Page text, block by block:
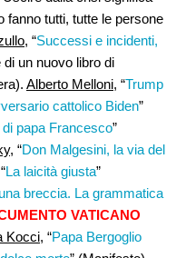
fanno tutti, tutte le persone
, “Successi e incidenti,
di un nuovo libro di
Alberto Melloni, “Trump
cattolico Biden”
di papa Francesco”
, “Don Malgesini, la via del
“La laicità giusta”
breccia. La grammatica
VATICANO
Kocci, “Papa Bergoglio